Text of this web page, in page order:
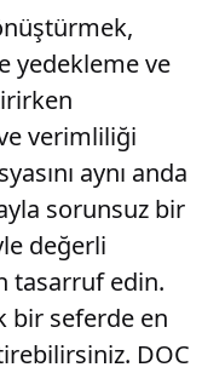
yedekleme ve
verimliliği
aynı anda
sorunsuz bir
değerli
tasarruf edin.
bir seferde en
DOC